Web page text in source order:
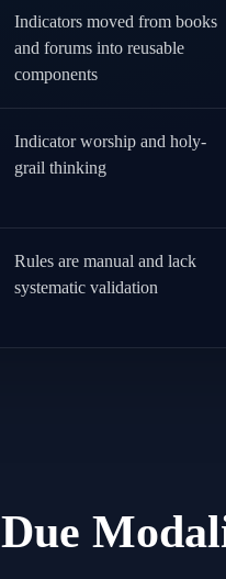
Indicators moved from books
and forums into reusable
components
Indicator worship and holy-
grail thinking
Rules are manual and lack
systematic validation
Due